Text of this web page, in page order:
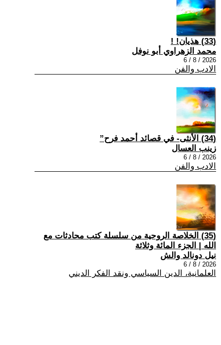
(33) هذيان! !
محمد الزهراوي أبو نوفل
2026 / 8 / 6
الادب والفن
(34) الأنثى- في قصائد أحمد فرح”
زينب العسال
2026 / 8 / 6
الادب والفن
(35) الخلاصة الروحية من سلسلة كتب محادثات مع
الله | الجزء المائة وثلاثة
نيل دونالد والش
2026 / 8 / 6
العلمانية، الدين السياسي ونقد الفكر الديني